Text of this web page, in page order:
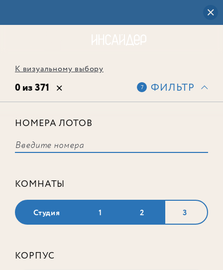
К визуальному выбору
0 из 371 7 ФИЛЬТР
НОМЕРА ЛОТОВ
КОМНАТЫ
Студия 1 2 3
КОРПУС
соответствует ни одного лота